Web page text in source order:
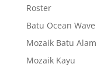
Roster
Batu Ocean Wave
Mozaik Batu Alam
Mozaik Kayu